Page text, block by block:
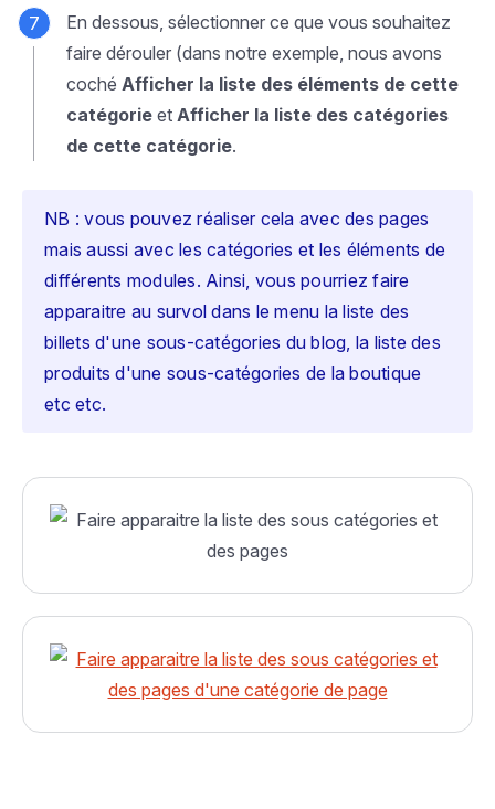
En dessous, sélectionner ce que vous souhaitez
faire dérouler (dans notre exemple, nous avons
coché Afficher la liste des éléments de cette
catégorie et Afficher la liste des catégories
de cette catégorie.
NB : vous pouvez réaliser cela avec des pages
mais aussi avec les catégories et les éléments de
différents modules. Ainsi, vous pourriez faire
apparaitre au survol dans le menu la liste des
billets d'une sous-catégories du blog, la liste des
produits d'une sous-catégories de la boutique
etc etc.